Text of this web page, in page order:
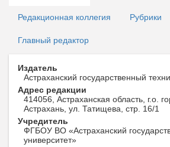
Редакционная коллегия Рубрики
Главный редактор
Издатель
Астраханский государственный
Адрес редакции
414056, Астраханская область, г.о.
Астрахань, ул. Татищева, стр. 16/1
Учредитель
ФГБОУ ВО «Астраханский
университет»